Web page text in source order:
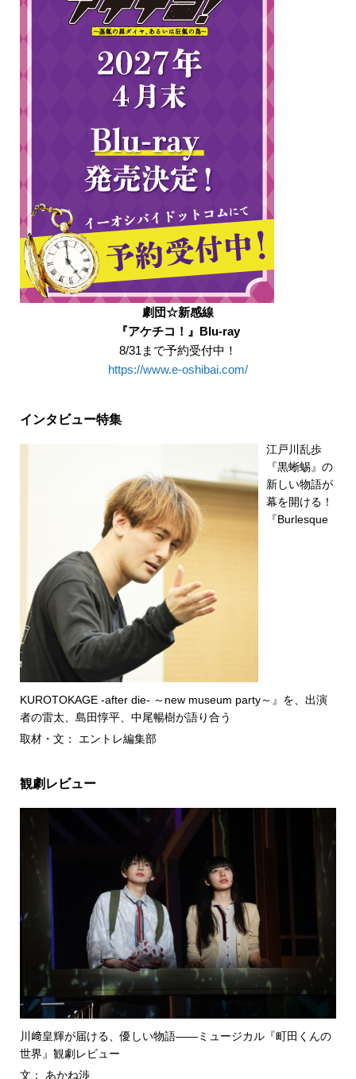
劇団☆新感線
『アケチコ！』Blu-ray
8/31まで予約受付中！
https://www.e-oshibai.com/
インタビュー特集
江戸川乱歩
『黒蜥蜴』の
新しい物語が
幕を開ける！
『Burlesque
KUROTOKAGE -after die- ～new museum party～』を、出演
者の雷太、島田惇平、中尾暢樹が語り合う
取材・文： エントレ編集部
観劇レビュー
川﨑皇輝が届ける、優しい物語――ミュージカル『町田くんの
世界』観劇レビュー
文： あかね渉